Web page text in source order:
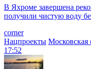
В Яхроме завершена
получили чистую воду
corner
Нацпроекты Московская
17:52